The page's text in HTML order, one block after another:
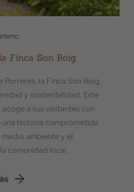
Finca Son Roig
la Finca Son Roig
y sostenibilidad. Este
a sus visitantes con
una historia comprometida
ambiente y el
comunidad local.